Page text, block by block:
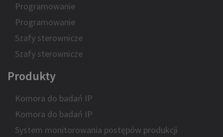
Programowanie
Programowanie
Szafy sterownicze
Szafy sterownicze
Produkty
Komora do badań IP
Komora do badań IP
System monitorowania postępów produkcji